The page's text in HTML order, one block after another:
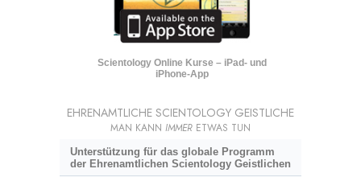
Scientology Online Kurse – iPad- und
iPhone-App
EHRENAMTLICHE SCIENTOLOGY GEISTLICHE
MAN KANN IMMER ETWAS TUN
Unterstützung für das globale Programm
der Ehrenamtlichen Scientology Geistlichen